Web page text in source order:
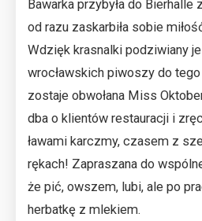
Bawarka przybyła do
od razu zaskarbiła sobie
Wdzięk krasnalki podziwiany
wrocławskich piwoszy do
zostaje obwołana Miss
dba o klientów restauracji i
ławami karczmy, czasem z
rękach! Zapraszana do
że pić, owszem, lubi, ale po
herbatkę z mlekiem.